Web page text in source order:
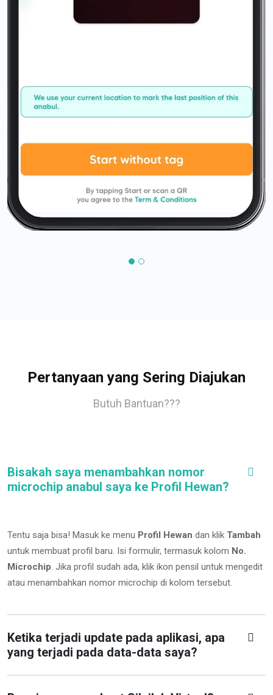
Pertanyaan yang Sering Diajukan
Butuh Bantuan???
Bisakah saya menambahkan nomor
microchip anabul saya ke Profil Hewan?
Tentu saja bisa! Masuk ke menu Profil Hewan dan klik Tambah
untuk membuat profil baru. Isi formulir, termasuk kolom No.
Microchip. Jika profil sudah ada, klik ikon pensil untuk mengedit
atau menambahkan nomor microchip di kolom tersebut.
Ketika terjadi update pada aplikasi, apa
yang terjadi pada data-data saya?